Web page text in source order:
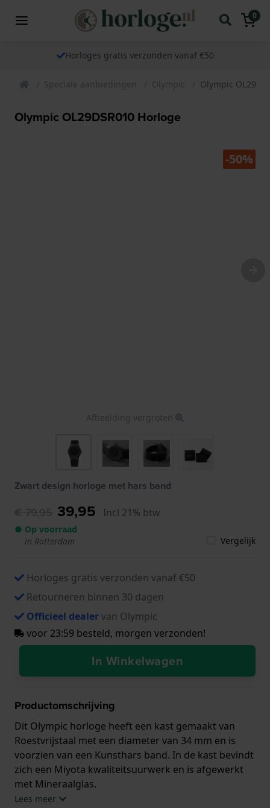
0
Horloges gratis verzonden vanaf €50
Speciale aanbiedingen Olympic Olympic
Olympic OL29DSR010 Horloge
-50%
Afbeelding vergroten
Zwart design horloge met hars band
€ 79,95 39,95 Incl 21% btw
● Op voorraad
in Rotterdam
Vergelijk
Horloges gratis verzonden vanaf €50
Retourneren binnen 30 dagen
Officieel dealervan Olympic
voor 23:59 besteld, morgen verzonden!
In Winkelwagen
Productomschrijving
Dit Olympic horloge heeft een kast gemaakt van
Roestvrijstaal met een diameter van 34 mm en is
voorzien van een Kunsthars band. In de kast bevindt
zich een Miyota kwaliteitsuurwerk en is afgewerkt
met Mineraalglas.
Lees meer